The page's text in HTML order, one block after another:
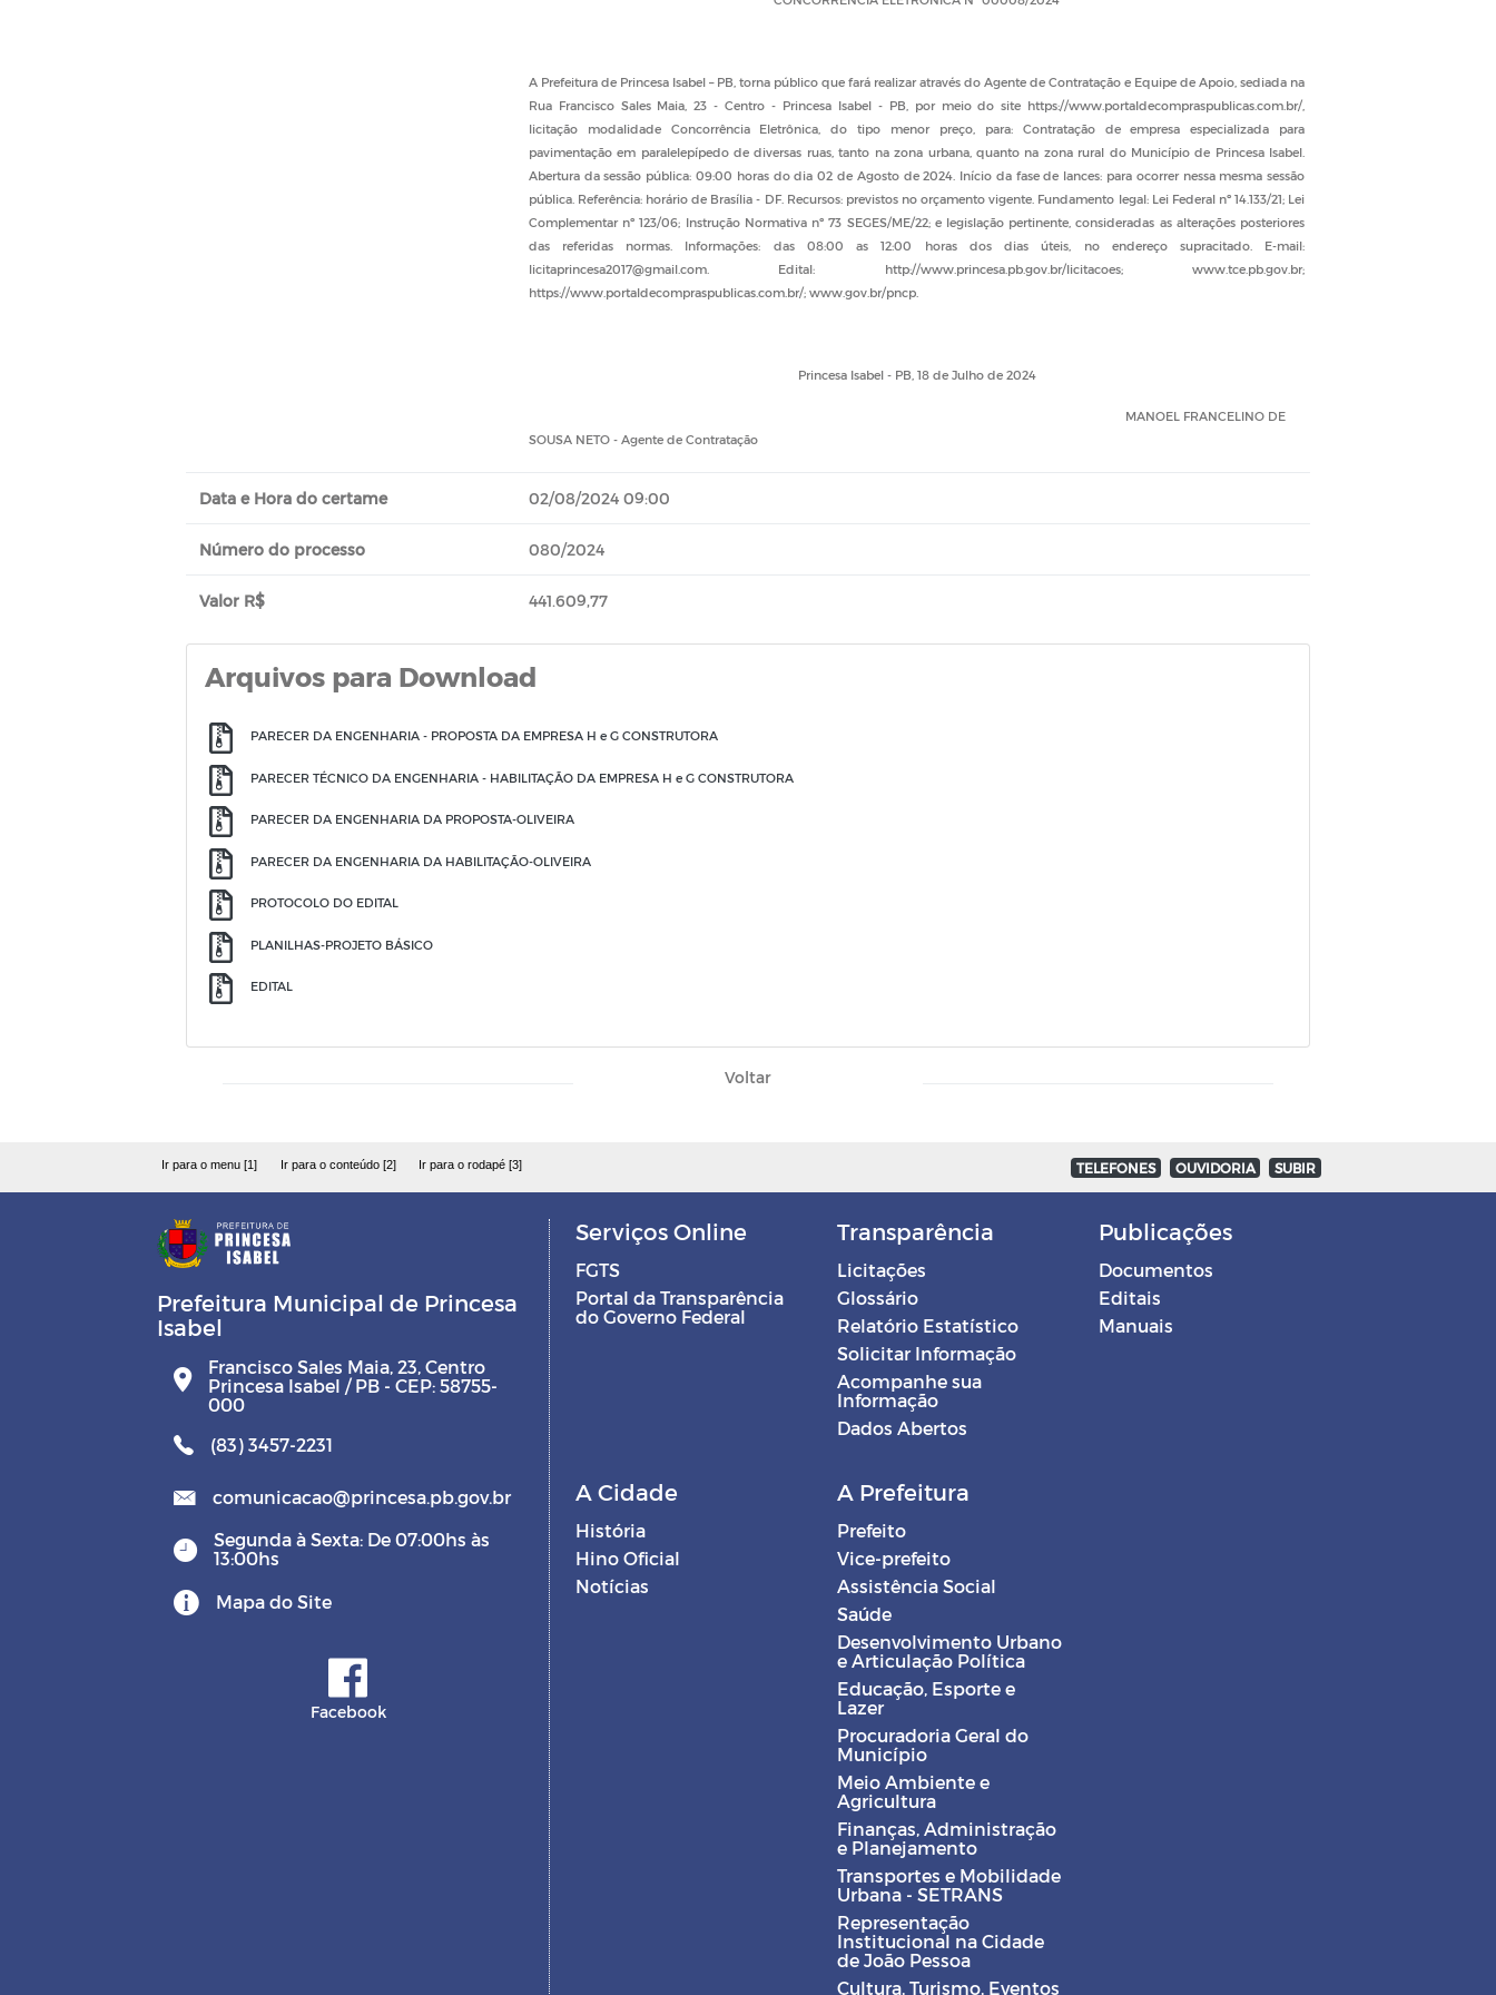
A Prefeitura de Princesa Isabel – PB, torna público que fará realizar através do Agente de Contratação e Equipe de Apoio, sediada na
Rua Francisco Sales Maia, 23 - Centro - Princesa Isabel - PB, por meio do site https://www.portaldecompraspublicas.com.br/,
licitação modalidade Concorrência Eletrônica, do tipo menor preço, para: Contratação de empresa especializada para
pavimentação em paralelepípedo de diversas ruas, tanto na zona urbana, quanto na zona rural do Município de Princesa Isabel.
Abertura da sessão pública: 09:00 horas do dia 02 de Agosto de 2024. Início da fase de lances: para ocorrer nessa mesma sessão
pública. Referência: horário de Brasília - DF. Recursos: previstos no orçamento vigente. Fundamento legal: Lei Federal nº 14.133/21; Lei
Complementar nº 123/06; Instrução Normativa nº 73 SEGES/ME/22; e legislação pertinente, consideradas as alterações posteriores
das referidas normas. Informações: das 08:00 as 12:00 horas dos dias úteis, no endereço supracitado. E-mail:
licitaprincesa2017@gmail.com. Edital: http://www.princesa.pb.gov.br/licitacoes; www.tce.pb.gov.br;
https://www.portaldecompraspublicas.com.br/; www.gov.br/pncp.
Princesa Isabel - PB, 18 de Julho de 2024
MANOEL FRANCELINO DE
SOUSA NETO - Agente de Contratação
Data e Hora do certame 02/08/2024 09:00
Número do processo 080/2024
Valor R$ 441.609,77
Arquivos para Download
PARECER DA ENGENHARIA - PROPOSTA DA EMPRESA H e G CONSTRUTORA
PARECER TÉCNICO DA ENGENHARIA - HABILITAÇÃO DA EMPRESA H e G CONSTRUTORA
PARECER DA ENGENHARIA DA PROPOSTA-OLIVEIRA
PARECER DA ENGENHARIA DA HABILITAÇÃO-OLIVEIRA
PROTOCOLO DO EDITAL
PLANILHAS-PROJETO BÁSICO
EDITAL
Voltar
Ir para o menu [1] Ir para o conteúdo [2] Ir para o rodapé [3] TELEFONES OUVIDORIA SUBIR
Prefeitura Municipal de Princesa
Isabel
Francisco Sales Maia, 23, Centro
Princesa Isabel / PB - CEP: 58755-
000
(83) 3457-2231
comunicacao@princesa.pb.gov.br
Segunda à Sexta: De 07:00hs às
13:00hs
Mapa do Site
Facebook
Serviços Online
FGTS
Portal da Transparência
do Governo Federal
Transparência
Licitações
Glossário
Relatório Estatístico
Solicitar Informação
Acompanhe sua
Informação
Dados Abertos
Publicações
Documentos
Editais
Manuais
A Cidade
História
Hino Oficial
Notícias
A Prefeitura
Prefeito
Vice-prefeito
Assistência Social
Saúde
Desenvolvimento Urbano
e Articulação Política
Educação, Esporte e
Lazer
Procuradoria Geral do
Município
Meio Ambiente e
Agricultura
Finanças, Administração
e Planejamento
Transportes e Mobilidade
Urbana - SETRANS
Representação
Institucional na Cidade
de João Pessoa
Cultura, Turismo, Eventos